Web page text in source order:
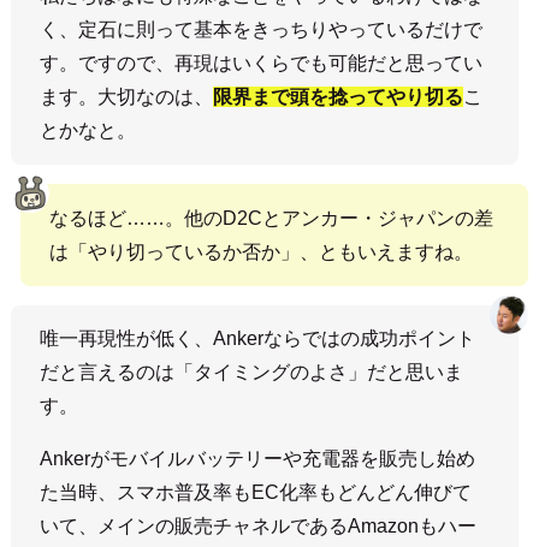
く、定石に則って基本をきっちりやっているだけで
す。ですので、再現はいくらでも可能だと思ってい
ます。大切なのは、
限界まで頭を捻ってやり切るこ
とかなと。
なるほど……。他のD2Cとアンカー・ジャパンの差
は「やり切っているか否か」、ともいえますね。
唯一再現性が低く、Ankerならではの成功ポイント
だと言えるのは「タイミングのよさ」だと思いま
す。
Ankerがモバイルバッテリーや充電器を販売し始め
た当時、スマホ普及率もEC化率もどんどん伸びて
いて、メインの販売チャネルであるAmazonもハー